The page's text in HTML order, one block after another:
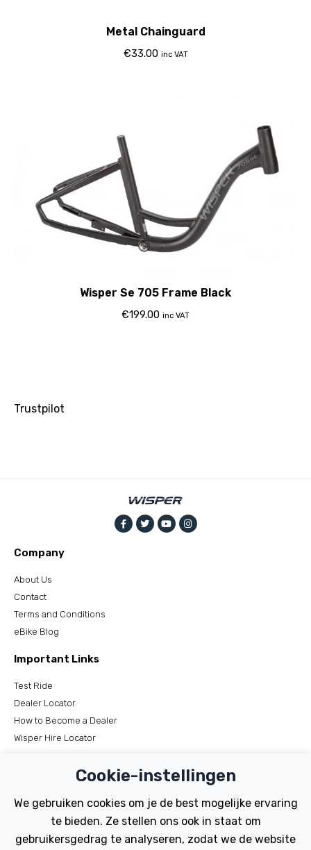
Metal Chainguard
€33.00 inc VAT
Wisper Se 705 Frame Black
€199.00 inc VAT
Trustpilot
Company
About Us
Contact
Terms and Conditions
eBike Blog
Important Links
Test Ride
Dealer Locator
How to Become a Dealer
Wisper Hire Locator
FAQs
Tutorials
Cookie-instellingen
We gebruiken cookies om je de best mogelijke ervaring
te bieden. Ze stellen ons ook in staat om
gebruikersgedrag te analyseren, zodat we de website